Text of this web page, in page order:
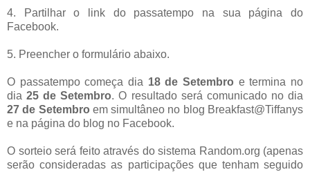
4. Partilhar o link do passatempo na sua página do
Facebook.
5. Preencher o formulário abaixo.
O passatempo começa dia 18 de Setembro e termina no
dia25 de Setembro. O resultado será comunicado no dia
27 de Setembro em simultâneo no blog Breakfast@Tiffanys
e na página do blog no Facebook.
O sorteio será feito através do sistema Random.org (apenas
serão consideradas as participações que tenham seguido